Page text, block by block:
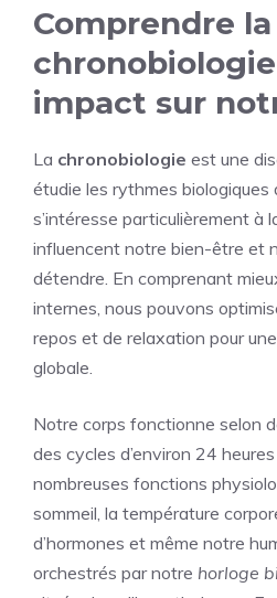
Comprendre la
impact sur
La chronobiologie est une
étudie les rythmes biologiques
s’intéresse particulièrement à
influencent notre bien-être et
détendre. En comprenant
internes, nous pouvons
repos et de relaxation pour
globale.
Notre corps fonctionne selon
des cycles d’environ 24
nombreuses fonctions
sommeil, la température
d’hormones et même notre
orchestrés par notre horloge